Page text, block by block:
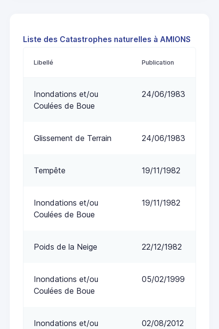
Liste des Catastrophes naturelles à AMIONS
Libellé Publication
Inondations et/ou
Coulées de Boue
24/06/1983
Glissement de Terrain 24/06/1983
Tempête 19/11/1982
Inondations et/ou
Coulées de Boue
19/11/1982
Poids de la Neige 22/12/1982
Inondations et/ou
Coulées de Boue
05/02/1999
Inondations et/ou
02/08/2012